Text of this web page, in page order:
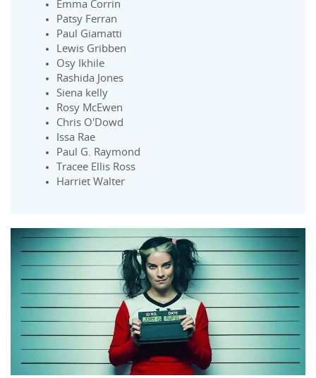
Emma Corrin
Patsy Ferran
Paul Giamatti
Lewis Gribben
Osy Ikhile
Rashida Jones
Siena kelly
Rosy McEwen
Chris O'Dowd
Issa Rae
Paul G. Raymond
Tracee Ellis Ross
Harriet Walter